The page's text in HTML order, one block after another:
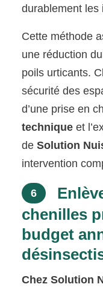
durablement les
Cette méthode
une réduction
poils urticants.
sécurité des
d’une prise en
technique et
deSolution
intervention
6
chenilles
budget
Chez Solution